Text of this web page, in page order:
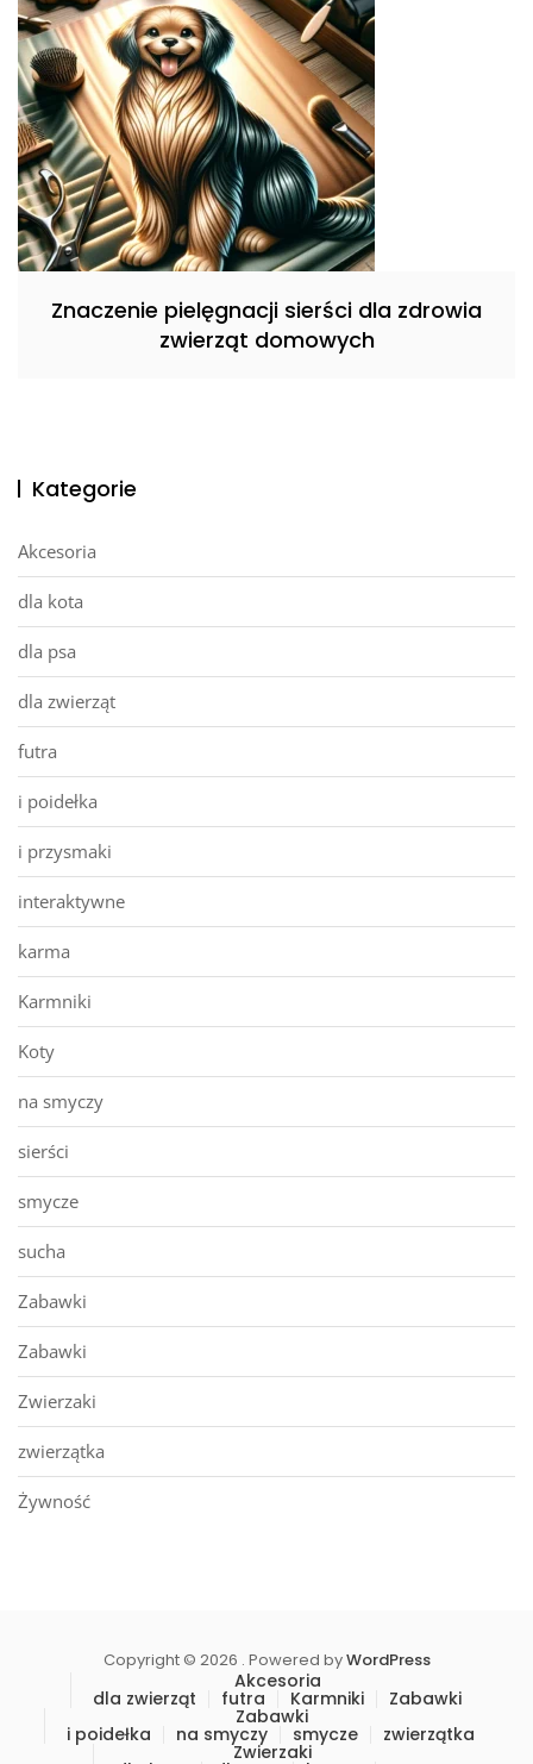
Znaczenie pielęgnacji sierści dla zdrowia
zwierząt domowych
Kategorie
Akcesoria
dla kota
dla psa
dla zwierząt
futra
i poidełka
i przysmaki
interaktywne
karma
Karmniki
Koty
na smyczy
sierści
smycze
sucha
Zabawki
Zabawki
Zwierzaki
zwierzątka
Żywność
Copyright © 2026 . Powered byWordPress
Akcesoria
dla zwierząt futra Karmniki Zabawki
Zabawki
i poidełka na smyczy smycze zwierzątka
Zwierzaki